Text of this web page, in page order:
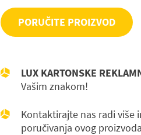
PORUČITE PROIZVOD
LUX KARTONSKE
Vašim znakom!
Kontaktirajte nas radi više
poručivanja ovog